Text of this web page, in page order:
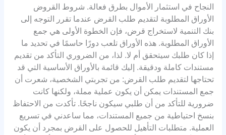
النجاح في استثمار الأموال بطرق فعالة. شروط القروض
الأوراق المطلوبة لتقديم طلب القرض عندما تقرر التوجه إلى
بنك التنمية لاستخراج قرض، فإن الخطوة الأولى هي جمع
الأوراق المطلوبة. هذه الأوراق تلعب دورًا حاسمًا في تحديد ما
إذا كان طلبك سيتحقق أم لا. لذا، من الضروري التأكد من تقديم
مستندات كاملة ودقيقة. إليك قائمة بالأوراق الأساسية التي قد
تحتاجها لتقديم طلب القرض: من تجربتي الشخصية، شعرت أن
جمع المستندات يمكن أن يكون عملية مملة، ولكنها كانت
ضرورية للتأكد من أن طلبي سيكون ناجحًا. تأكدت من الاحتفاظ
بنسخ احتياطية من جميع المستندات، مما ساعدني في تسريع
العملية. متطلبات التأهيل للحصول على القرض بمجرد أن يكون